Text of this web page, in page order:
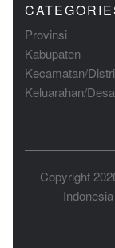
Provinsi
Kabupaten
Kecamatan/
Keluarahan/Desa
Copyright
Indonesia